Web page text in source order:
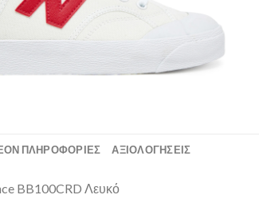
ΠΛΗΡΟΦΟΡΊΕΣ ΑΞΙΟΛΟΓΗΣΕΙΣ
BB100CRD Λευκό